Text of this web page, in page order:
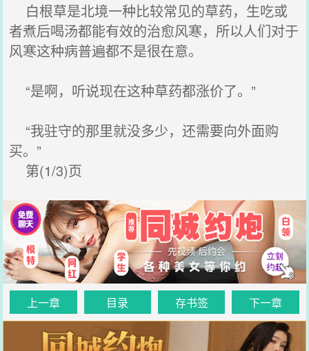
白根草是北境一种比较常见的草药，生吃或
者煮后喝汤都能有效的治愈风寒，所以人们对于
风寒这种病普遍都不是很在意。
“是啊，听说现在这种草药都涨价了。”
“我驻守的那里就没多少，还需要向外面购
买。”
第(1/3)页
上一章 目录 存书签 下一章